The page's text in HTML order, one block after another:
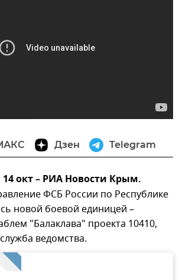
Дзен Telegram
окт – РИА Новости Крым.
ФСБ России по Республике
новой боевой единицей –
"Балаклава" проекта 10410,
ведомства.